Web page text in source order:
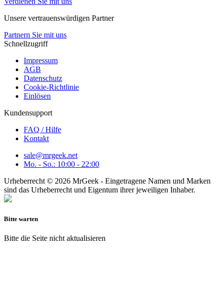
Unsere vertrauenswürdigen Partner
Partnern Sie mit uns
Schnellzugriff
Impressum
AGB
Datenschutz
Cookie-Richtlinie
Einlösen
Kundensupport
FAQ / Hilfe
Kontakt
sale@mrgeek.net
Mo. - So.: 10:00 - 22:00
Urheberrecht © 2026 MrGeek - Eingetragene Namen und Marken
sind das Urheberrecht und Eigentum ihrer jeweiligen Inhaber.
Bitte warten
Bitte die Seite nicht aktualisieren